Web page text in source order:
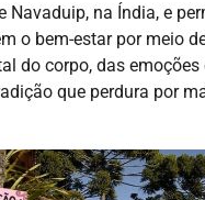
Navaduip, na Índia, e
o bem-estar por meio
do corpo, das emoções
que perdura por